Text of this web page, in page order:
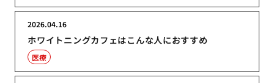
ホワイトニングカフェはこんな人におすすめ
2026.04.16
医療